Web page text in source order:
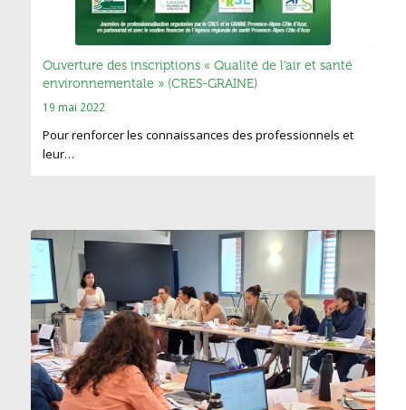
Ouverture des inscriptions « Qualité de l’air et santé
environnementale » (CRES-GRAINE)
19 mai 2022
Pour renforcer les connaissances des professionnels et
leur…